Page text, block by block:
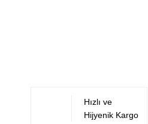
Hızlı ve
Hijyenik Kargo